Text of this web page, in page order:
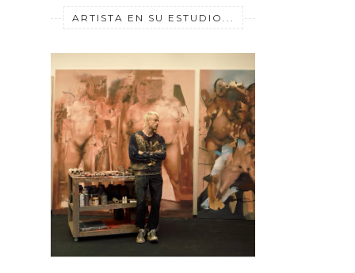
ARTISTA EN SU ESTUDIO...